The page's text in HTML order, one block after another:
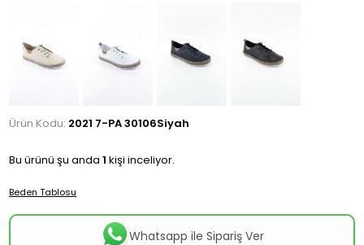
Ürün Kodu: 2021 7-PA 30106Siyah
Bu ürünü şu anda1 kişi inceliyor.
Beden Tablosu
Whatsapp ile Sipariş Ver